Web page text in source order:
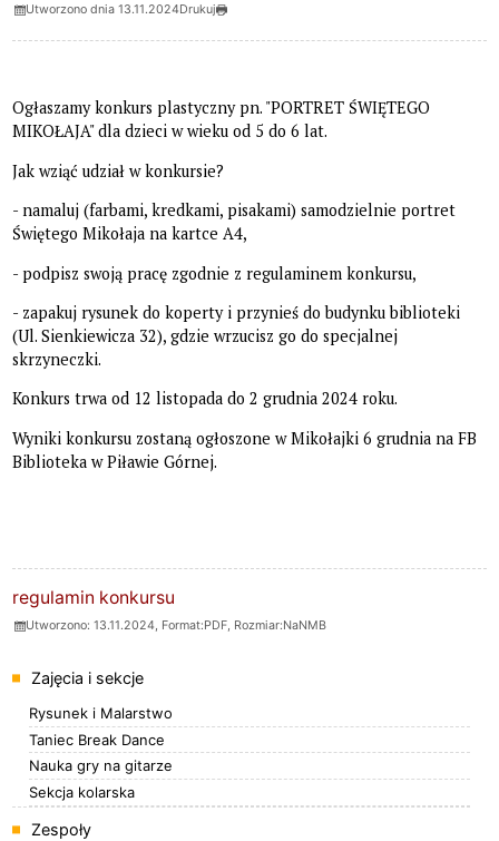
Utworzono dnia 13.11.2024Drukuj
Ogłaszamy konkurs plastyczny pn. "PORTRET ŚWIĘTEGO
MIKOŁAJA" dla dzieci w wieku od 5 do 6 lat.
Jak wziąć udział w konkursie?
- namaluj (farbami, kredkami, pisakami) samodzielnie portret
Świętego Mikołaja na kartce A4,
- podpisz swoją pracę zgodnie z regulaminem konkursu,
- zapakuj rysunek do koperty i przynieś do budynku biblioteki
(Ul. Sienkiewicza 32), gdzie wrzucisz go do specjalnej
skrzyneczki.
Konkurs trwa od 12 listopada do 2 grudnia 2024 roku.
Wyniki konkursu zostaną ogłoszone w Mikołajki 6 grudnia na FB
Biblioteka w Piławie Górnej.
ZAŁĄCZNIKI
regulamin konkursu
Utworzono: 13.11.2024, Format: PDF, Rozmiar:NaNMB
Menu
Zajęcia i sekcje
Rysunek i Malarstwo
Taniec Break Dance
Nauka gry na gitarze
Sekcja kolarska
Zespoły